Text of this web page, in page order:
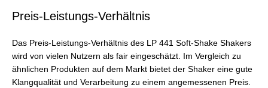
Preis-Leistungs-Verhältnis
Das Preis-Leistungs-Verhältnis des LP 441 Soft-Shake Shakers
wird von vielen Nutzern als fair eingeschätzt. Im Vergleich zu
ähnlichen Produkten auf dem Markt bietet der Shaker eine gute
Klangqualität und Verarbeitung zu einem angemessenen Preis.